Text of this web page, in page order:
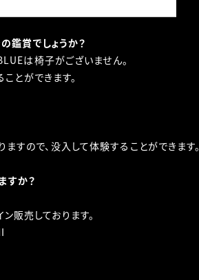
鑑賞でしょうか？
は椅子がございません。
とができます。
すので、没入して体験することができます。
すか？
販売しております。